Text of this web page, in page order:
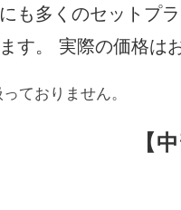
も多くのセットプ
す。 実際の価格は
ておりません。
【